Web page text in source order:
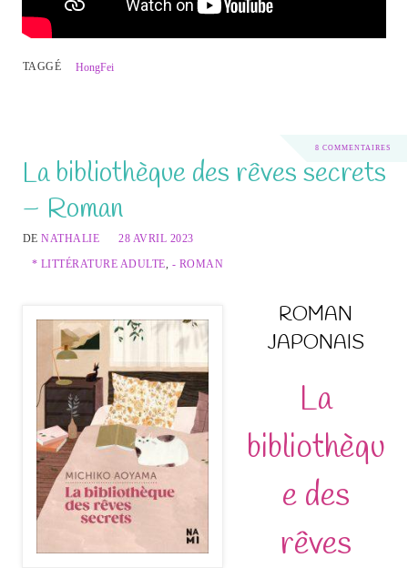
TAGGÉ HongFei
8 COMMENTAIRES
La bibliothèque des rêves secrets
– Roman
DENATHALIE
28 AVRIL 2023
* LITTÉRATURE ADULTE, - ROMAN
ROMAN
JAPONAIS
La
bibliothèqu
e des
rêves